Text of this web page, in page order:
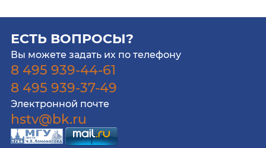
ЕСТЬ ВОПРОСЫ?
Вы можете задать их по телефону
8 495 939-44-61
8 495 939-37-49
Электронной почте
hstv@bk.ru